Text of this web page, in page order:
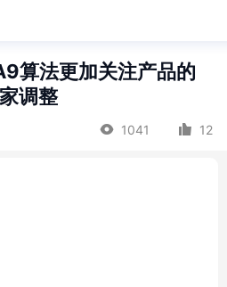
算法更加关注产品的
调整
1041 12